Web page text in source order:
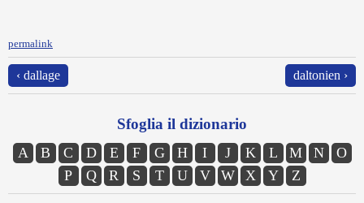
permalink
‹ dallage daltonien ›
Sfoglia il dizionario
A B C D E F G H I J K L M N
O
P
Q R S T U V W X Y Z